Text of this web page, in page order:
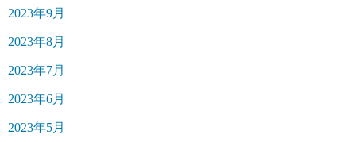
2023年9月
2023年8月
2023年7月
2023年6月
2023年5月